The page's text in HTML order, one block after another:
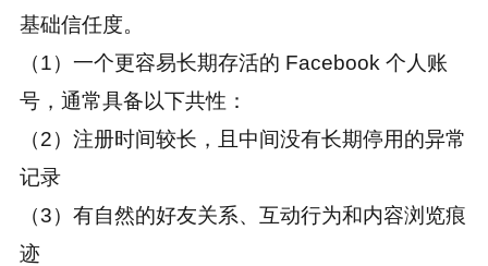
基础信任度。
（1）一个更容易长期存活的 Facebook 个人账
号，通常具备以下共性：
（2）注册时间较长，且中间没有长期停用的异常
记录
（3）有自然的好友关系、互动行为和内容浏览痕
迹